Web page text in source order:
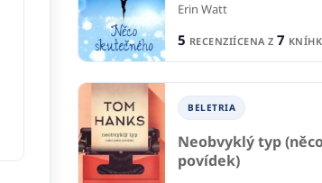
Erin Watt
5 RECENZIÍCENA Z 7
BELETRIA
Neobvyklý typ
povídek)